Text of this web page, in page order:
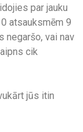
par jauku
atsauksmēm 9
negaršo, vai nav
cik
jūs itin